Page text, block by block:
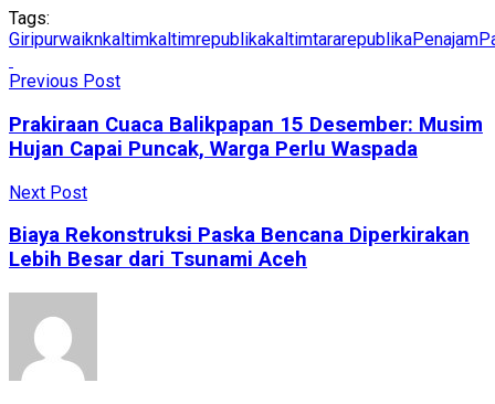
Tags:
Giripurwaiknkaltimkaltimrepublikakaltimtararepublika
Previous Post
Prakiraan Cuaca Balikpapan 15 Desember: Musim
Hujan Capai Puncak, Warga Perlu Waspada
Next Post
Biaya Rekonstruksi Paska Bencana Diperkirakan
Lebih Besar dari Tsunami Aceh